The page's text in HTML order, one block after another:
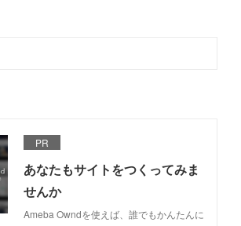
PR
あなたもサイトをつくってみま
せんか
Ameba Owndを使えば、誰でもかんたんに